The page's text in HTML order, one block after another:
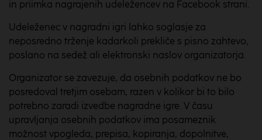
in priimka nagrajenih udeležencev na Facebook strani.
Udeleženec v nagradni igri lahko soglasje za
neposredno trženje kadarkoli prekliče s pisno zahtevo,
poslano na sedež ali elektronski naslov organizatorja.
Organizator se zavezuje, da osebnih podatkov ne bo
posredoval tretjim osebam, razen v kolikor bi to bilo
potrebno zaradi izvedbe nagradne igre. V času
upravljanja osebnih podatkov ima posameznik
možnost vpogleda, prepisa, kopiranja, dopolnitve,